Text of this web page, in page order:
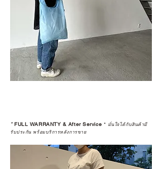
*FULL WARRANTY & After Service * มั่นใจได้กับสินค้ามี
รับประกัน พร้อมบริการหลังการขาย